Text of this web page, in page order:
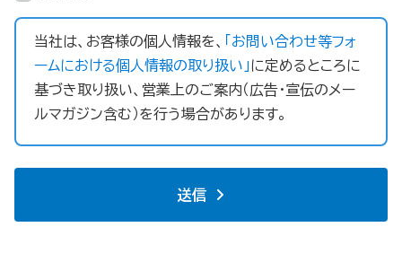
当社は、お客様の個人情報を、
「お問い合わせ等フォ
ームにおける個人情報の取り扱い」に定めるところに
基づき取り扱い、営業上のご案内（広告・宣伝のメー
ルマガジン含む）を行う場合があります。
送信